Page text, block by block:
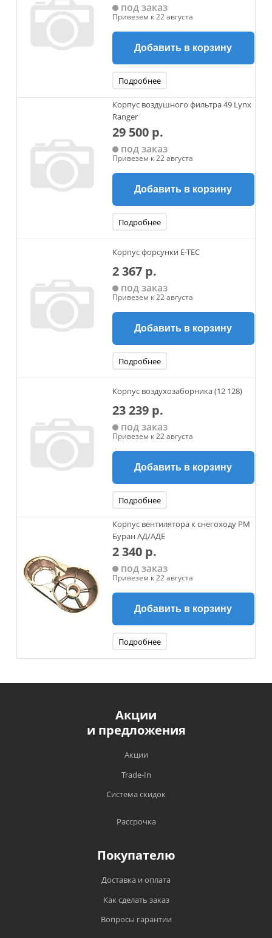
под заказ
Привезем к 22 августа
Добавить в корзину
Подробнее
Корпус воздушного фильтра 49 Lynx
Ranger
29 500 р.
под заказ
Привезем к 22 августа
Добавить в корзину
Подробнее
Корпус форсунки E-TEC
2 367 р.
под заказ
Привезем к 22 августа
Добавить в корзину
Подробнее
Корпус воздухозаборника (12 128)
23 239 р.
под заказ
Привезем к 22 августа
Добавить в корзину
Подробнее
Корпус вентилятора к снегоходу РМ
Буран АД/АДЕ
2 340 р.
под заказ
Привезем к 22 августа
Добавить в корзину
Подробнее
Акции
и предложения
Акции
Trade-In
Система скидок
Рассрочка
Покупателю
Доставка и оплата
Как сделать заказ
Вопросы гарантии